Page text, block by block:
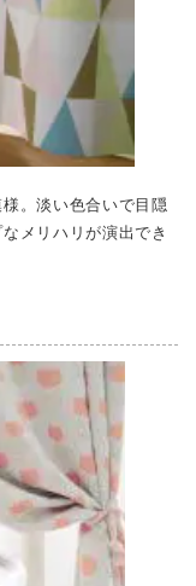
。淡い色合いで目隠
メリハリが演出でき